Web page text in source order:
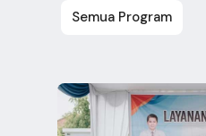
Semua Program